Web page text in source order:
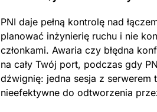
PNI daje pełną kontrolę nad
planować inżynierię ruchu i nie
członkami. Awaria czy błędna
na cały Twój port, podczas gdy
dźwignię: jedna sesja z serwerem
nieefektywne do odtworzenia